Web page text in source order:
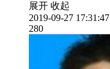
展开 收起
2019-09-27 17:31:47
280